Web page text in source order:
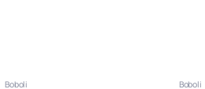
Boboli Boboli